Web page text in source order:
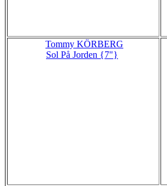
Tommy KÖRBERG
Sol På Jorden {7"}